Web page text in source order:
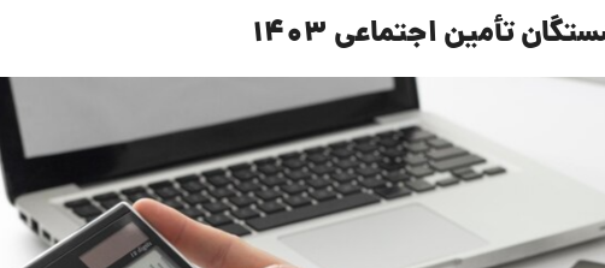
تأمین اجتماعی 1403